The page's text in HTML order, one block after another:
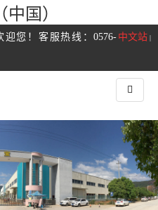
国）
中文站 |
您！客服热线：0576-